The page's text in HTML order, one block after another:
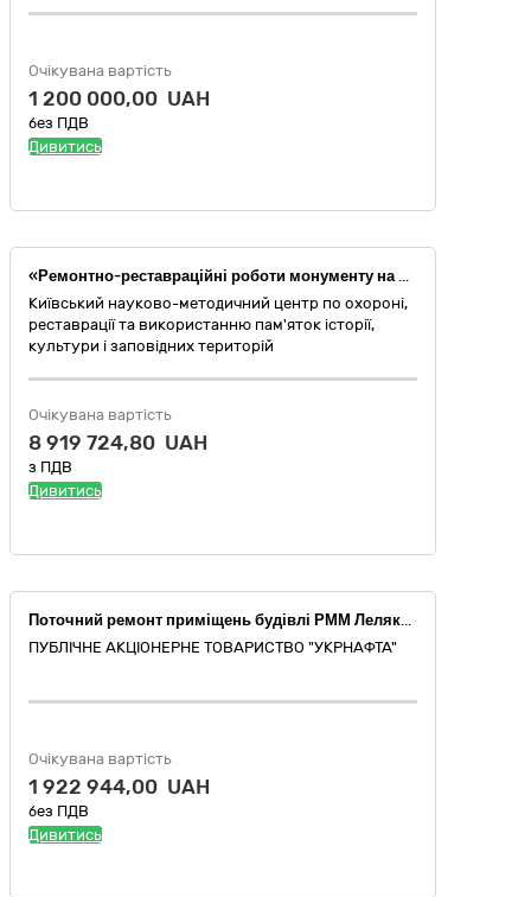
Очікувана вартість
1 200 000,00 UAH
без ПДВ
Дивитись
«Ремонтно-реставраційні роботи монументу на честь надання м. Києву Магдебурського права (пам’ятка історії національного значення-охоронний № 260035-Н, постанова Кабінету Міністрів України від 03.09.2009 року № 928, пам’ятки архітектури національного значення – колона Магдебурського права, охоронний № 31, постанова Ради Міністрів Української РСР від 24.08.1963 №970) за адресою: м. Київ, Подільський район, Набережне шосе, 8 (Коригування)» (за ДК 021:2015 код 45450000-6 Інші завершальні будівельні роботи)
Київський науково-методичний центр по охороні,
реставрації та використанню пам'яток історії,
культури і заповідних територій
Очікувана вартість
8 919 724,80 UAH
з ПДВ
Дивитись
Поточний ремонт приміщень будівлі РММ Леляки ПЛ ЦВНГ Чернігівська обл. Прилуцький р-н. 7-й км автодороги Красляни-Прилуки, інв. № 57168 (ДБН А.2.2-3:2014) (код 45450000-6 за ДК 021:2015, Інші завершальні будівельні роботи)
ПУБЛІЧНЕ АКЦІОНЕРНЕ ТОВАРИСТВО "УКPНAФТА"
Очікувана вартість
1 922 944,00 UAH
без ПДВ
Дивитись